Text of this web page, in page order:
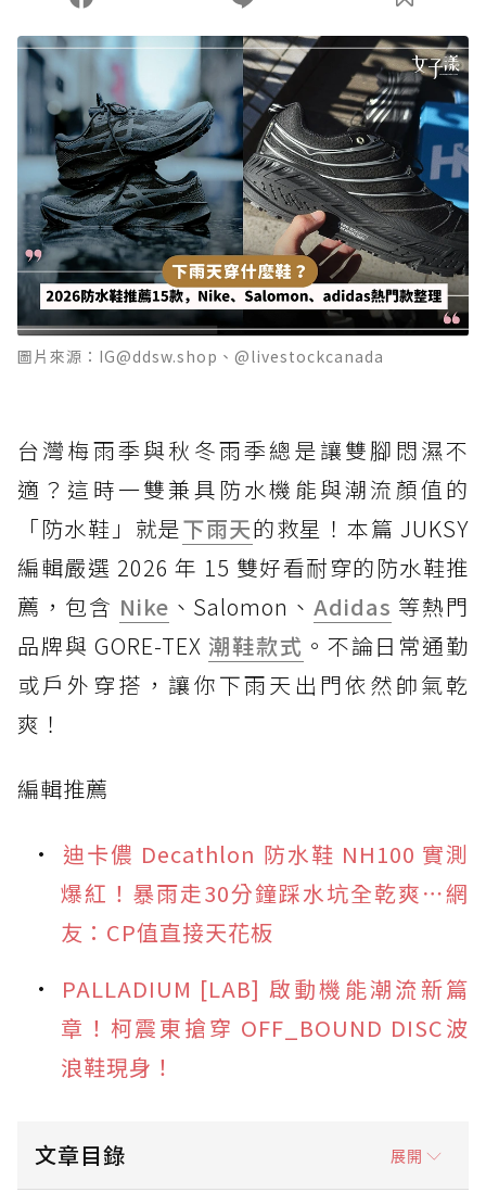
圖片來源：IG@ddsw.shop、@livestockcanada
台灣梅雨季與秋冬雨季總是讓雙腳悶濕不
適？這時一雙兼具防水機能與潮流顏值的
「防水鞋」就是下雨天的救星！本篇 JUKSY
編輯嚴選 2026 年 15 雙好看耐穿的防水鞋推
薦，包含 Nike 、Salomon、Adidas 等熱門
品牌與 GORE-TEX 潮鞋款式 。不論日常通勤
或戶外穿搭，讓你下雨天出門依然帥氣乾
爽！
編輯推薦
迪卡儂 Decathlon 防水鞋 NH100 實測
爆紅！暴雨走30分鐘踩水坑全乾爽⋯網
友：CP值直接天花板
PALLADIUM [LAB] 啟動機能潮流新篇
章！柯震東搶穿 OFF_BOUND DISC波
浪鞋現身！
文章目錄 展開